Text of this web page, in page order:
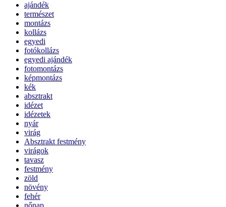
ajándék
természet
montázs
kollázs
egyedi
fotókollázs
egyedi ajándék
fotomontázs
képmontázs
kék
absztrakt
idézet
idézetek
nyár
virág
Absztrakt festmény
virágok
tavasz
festmény
zöld
növény
fehér
nőnap